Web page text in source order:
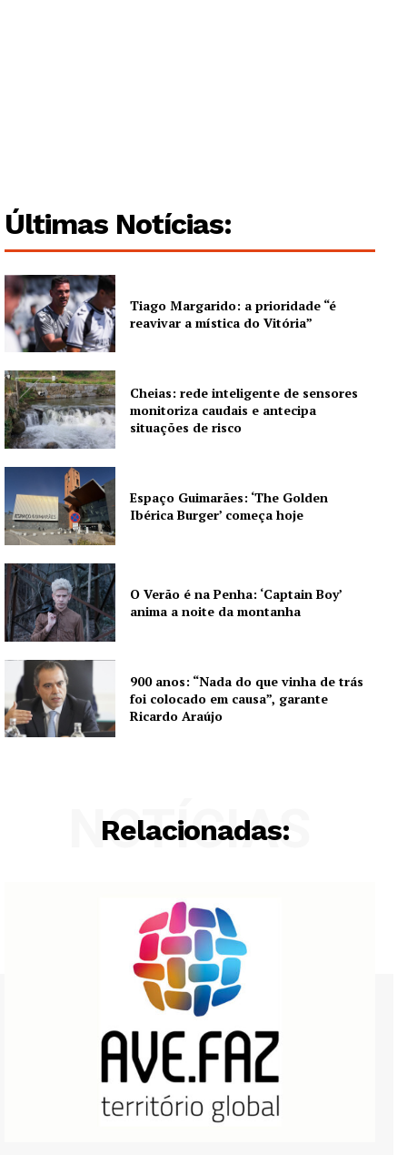
Institucional
Artigos
Edição Digital
Europa
Publicidade
Quero ser Assinante
Últimas Notícias:
Tiago Margarido: a prioridade “é
reavivar a mística do Vitória”
Cheias: rede inteligente de sensores
monitoriza caudais e antecipa
situações de risco
Espaço Guimarães: ‘The Golden
Ibérica Burger’ começa hoje
O Verão é na Penha: ‘Captain Boy’
anima a noite da montanha
900 anos: “Nada do que vinha de trás
foi colocado em causa”, garante
Ricardo Araújo
Relacionadas:
NOTÍCIAS